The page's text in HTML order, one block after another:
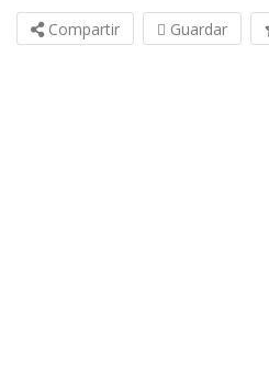
Compartir Guardar